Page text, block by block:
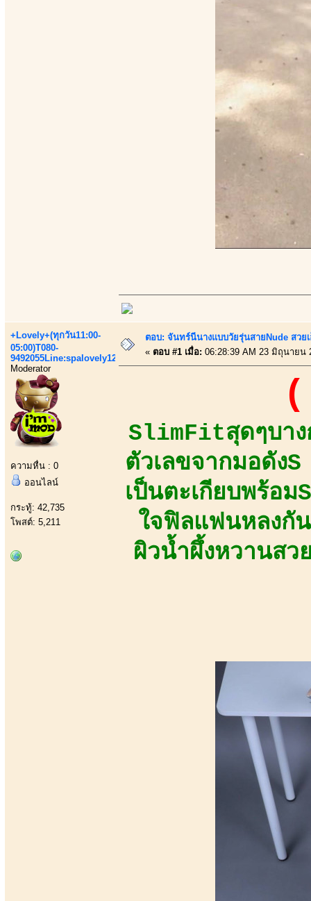
+Lovely+(ทุกวัน11:00-
05:00)T080-
9492055Line:spalovely123
Moderator
ความหื่น : 0
ออนไลน์
กระทู้: 42,735
โพสต์: 5,211
ตอบ: จันทร์นีนางแบบวัยรุ่นสายNude สวย
« ตอบ #1 เมื่อ: 06:28:39 AM 23 มิถุนายน
SlimFitสุดๆบาง
ตัวเลขจากมอดั
เป็นตะเกียบพร้อ
ใจฟิลแฟนหลง
ผิวน้ำผึ้งหวานสว